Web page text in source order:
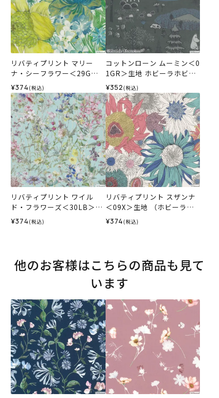
リバティプリント マリー
ナ・シーフラワー＜29G＞
生地 （ホビーラホビーレオ
リジナル）2026SS
¥374 (税込)
コットンローン ムーミン＜0
1GR＞生地 ホビーラホビー
レデザインコレクション
¥352 (税込)
リバティプリント ワイル
ド・フラワーズ＜30LB＞生
地 （ホビーラホビーレオリ
ジナル）2026SS
¥374 (税込)
リバティプリント スザンナ
＜09X＞生地 （ホビーラホ
ビーレオリジナル）2026SS
¥374 (税込)
他のお客様はこちらの商品も見て
います